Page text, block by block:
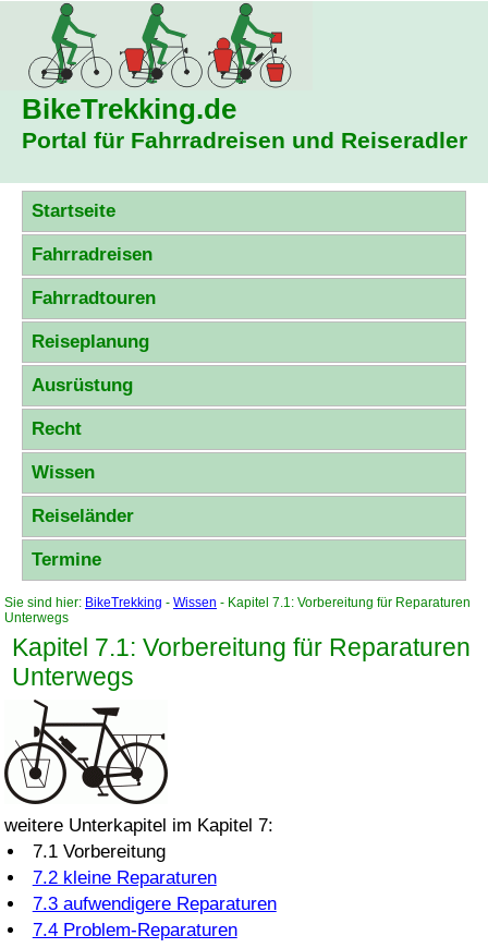
BikeTrekking.de
Portal für Fahrradreisen und Reiseradler
Startseite
Fahrradreisen
Fahrradtouren
Reiseplanung
Ausrüstung
Recht
Wissen
Reiseländer
Termine
Sie sind hier: BikeTrekking - Wissen - Kapitel 7.1: Vorbereitung für Reparaturen
Unterwegs
Kapitel 7.1: Vorbereitung für Reparaturen
Unterwegs
weitere Unterkapitel im Kapitel 7:
7.1 Vorbereitung
7.2 kleine Reparaturen
7.3 aufwendigere Reparaturen
7.4 Problem-Reparaturen